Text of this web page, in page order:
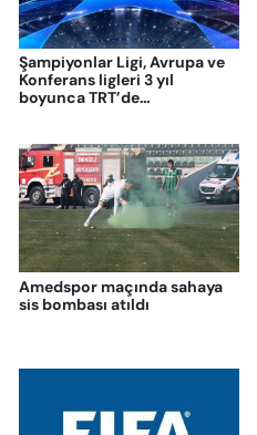
Şampiyonlar Ligi, Avrupa ve
Konferans ligleri 3 yıl
boyunca TRT’de
Amedspor maçında sahaya
sis bombası atıldı